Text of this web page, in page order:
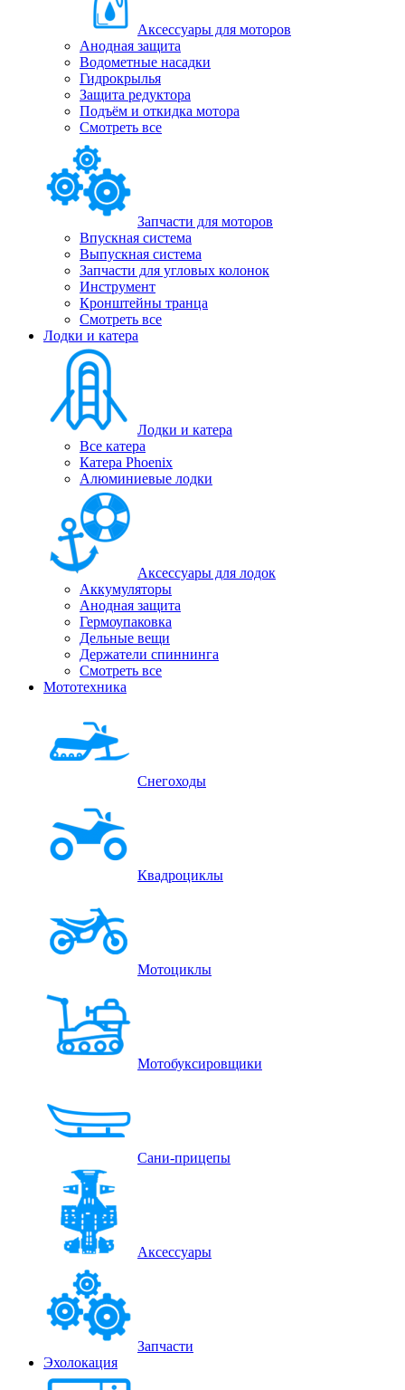
Аксессуары для моторов
Анодная защита
Водометные насадки
Гидрокрылья
Защита редуктора
Подъём и откидка мотора
Смотреть все
Запчасти для моторов
Впускная система
Выпускная система
Запчасти для угловых колонок
Инструмент
Кронштейны транца
Смотреть все
Лодки и катера
Лодки и катера
Все катера
Катера Phoenix
Алюминиевые лодки
Аксессуары для лодок
Аккумуляторы
Анодная защита
Гермоупаковка
Дельные вещи
Держатели спиннинга
Смотреть все
Мототехника
Снегоходы
Квадроциклы
Мотоциклы
Мотобуксировщики
Сани-прицепы
Аксессуары
Запчасти
Эхолокация